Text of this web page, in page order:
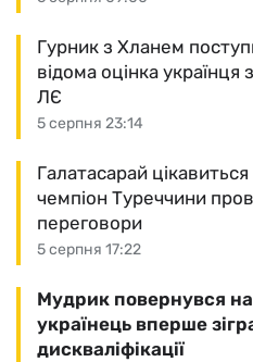
5 серпня 23:14
Гурник з Хланем
відома оцінка
ЛЄ
5 серпня 17:22
Галатасарай
чемпіон Туреччини
переговори
Мудрик повернувся
українець вперше
дискваліфікації